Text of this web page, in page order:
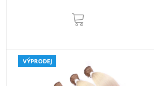
VÝPRODEJ